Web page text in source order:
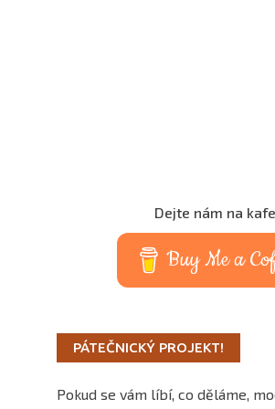
Dejte nám na
Buy Me a
PÁTEČNICKÝ PROJEKT!
Pokud se vám líbí, co děláme,